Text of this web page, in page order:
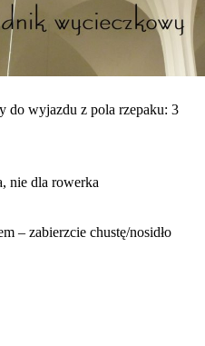
do wyjazdu z pola rzepaku: 3
nie dla rowerka
– zabierzcie chustę/nosidło